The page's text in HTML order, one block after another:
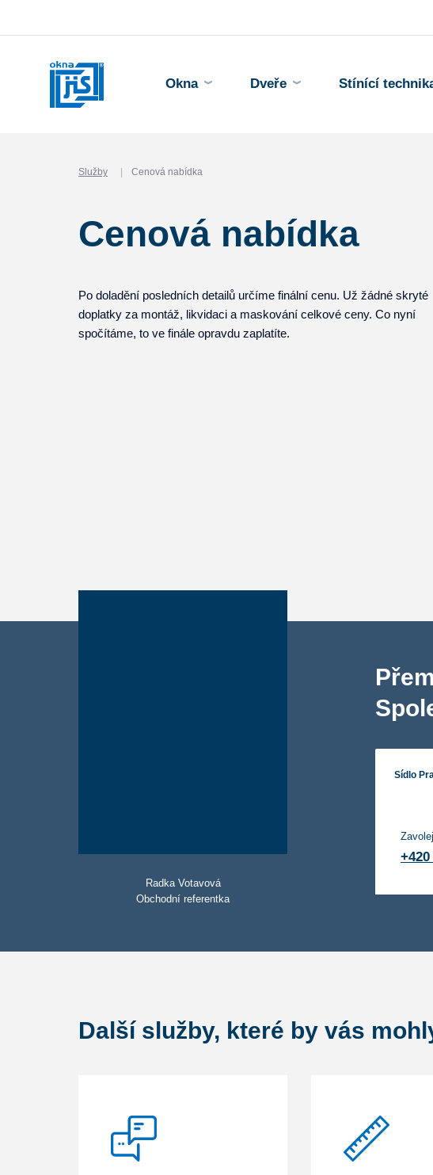
Okna Dveře Stínící
Služby Cenová nabídka
Cenová nabídka
Po doladění posledních detailů určíme finální cenu. Už žádné skryté
doplatky za montáž, likvidaci a maskování celkové ceny. Co nyní
spočítáme, to ve finále opravdu zaplatíte.
Sídlo
+420
Radka Votavová
Obchodní referentka
Další služby, které by vás